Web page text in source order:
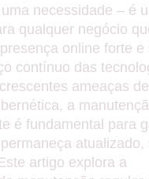
necessidade – é
qualquer negócio
online forte e
contínuo das
ameaças de
a
é fundamental para
atualizado,
artigo explora a